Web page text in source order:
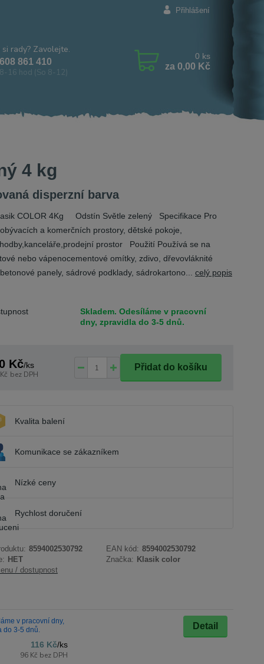
Přihlášení
rady? Zavolejte.
861 410
16 hod (So 8-12)
0 ks
za 0,00 Kč
4 kg
disperzní barva
COLOR 4Kg Odstín Světle zelený Specifikace Pro
a komerčních prostory, dětské pokoje,
prostor Použití Používá se na
nebo vápenocementové omítky, zdivo, dřevovláknité
panely, sádrové podklady, sádrokartono... celý popis
Skladem. Odesíláme v pracovní
dny, zpravidla do 3-5 dnů.
Kč/ks
bez DPH
Přidat do košíku
Kvalita balení
Komunikace se zákazníkem
Nízké ceny
Rychlost doručení
8594002530792 EAN kód: 8594002530792
HET Značka: Klasik color
/ dostupnost
116 Kč/ks
96 Kč bez DPH
v pracovní dny,
do 3-5 dnů.
Detail